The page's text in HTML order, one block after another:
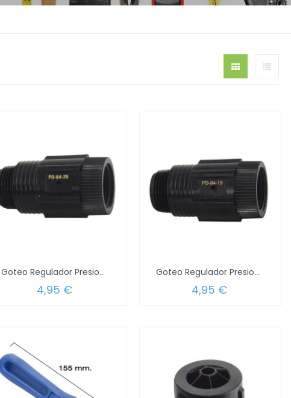
Goteo Regulador Presion 1.75 Atmosferas....
4,95 €
Goteo Regulador Presion 1,04 Atmosferas...
4,95 €